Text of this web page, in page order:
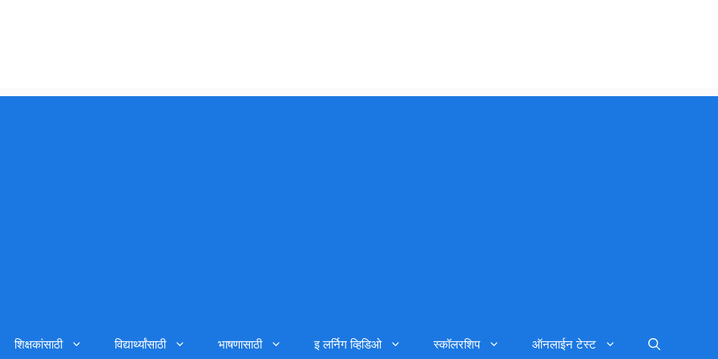
शिक्षकांसाठी विद्यार्थ्यांसाठी भाषणासाठी इ लर्निग व्हिडिओ स्कॉलरशिप ऑनलाईन टेस्ट